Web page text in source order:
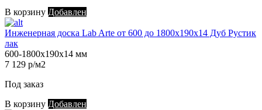
В корзину Добавлен
Инженерная доска Lab Arte от 600 до 1800х190х14 Дуб Рустик
лак
600-1800х190х14 мм
7 129 р/м2
Под заказ
В корзину Добавлен